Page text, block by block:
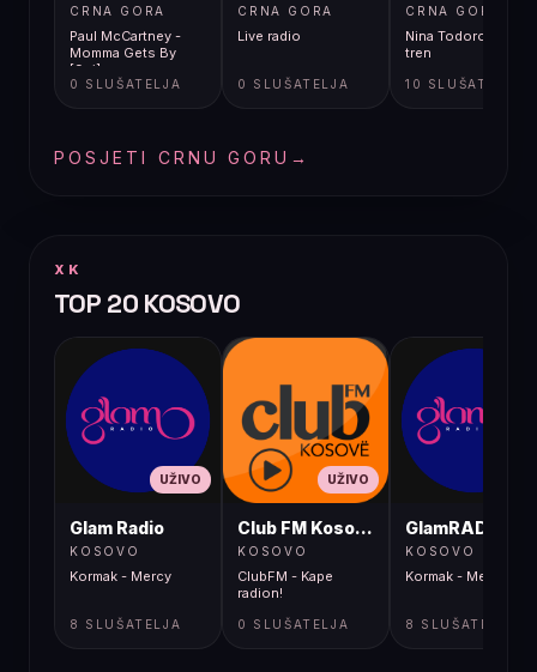
CRNA GORA
Paul McCartney -
Momma Gets By
[9gj]
0 SLUŠATELJA
CRNA GORA
Live radio
0 SLUŠATELJA
CRNA GORA
Nina Todorovic -
tren
10 SLUŠATELJA
POSJETI CRNU GORU →
XK
TOP 20 KOSOVO
UŽIVO
Glam Radio
KOSOVO
Kormak - Mercy
8 SLUŠATELJA
UŽIVO
Club FM Kosovë
KOSOVO
ClubFM - Kape
radion!
0 SLUŠATELJA
GlamRADIO
KOSOVO
Kormak - Mercy
8 SLUŠATELJA